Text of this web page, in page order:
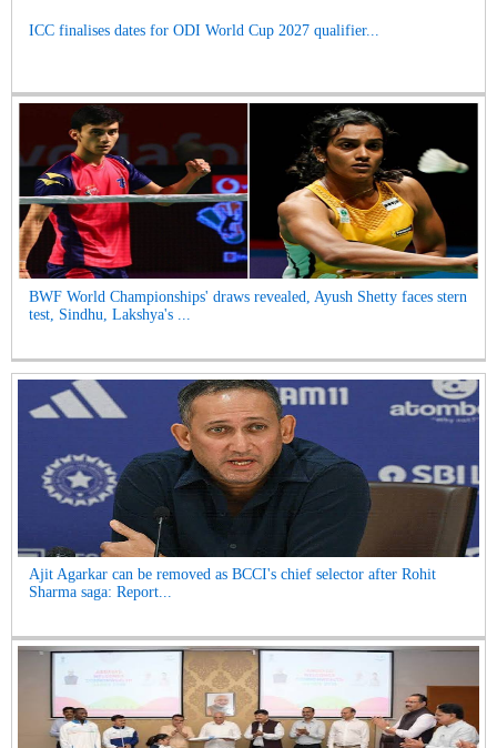
ICC finalises dates for ODI World Cup 2027 qualifier...
BWF World Championships' draws revealed, Ayush Shetty faces stern
test, Sindhu, Lakshya's ...
Ajit Agarkar can be removed as BCCI's chief selector after Rohit
Sharma saga: Report...